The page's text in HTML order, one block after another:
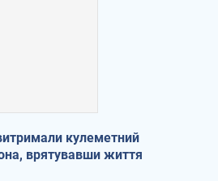
кулеметний
врятувавши життя